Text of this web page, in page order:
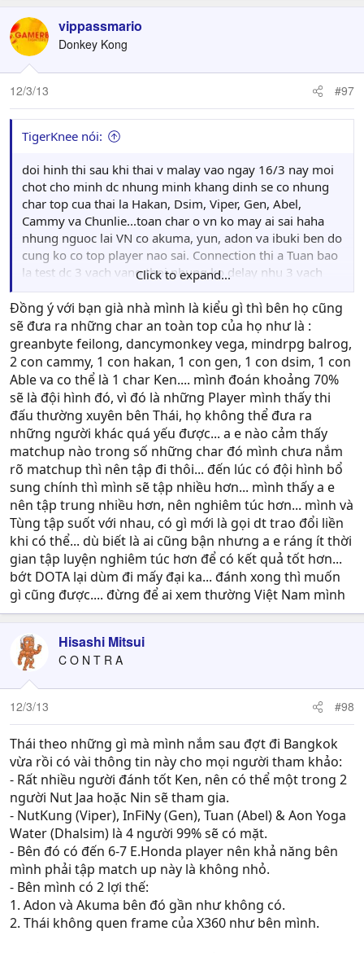
vippassmario
Donkey Kong
12/3/13 #97
TigerKnee nói:
doi hinh thi sau khi thai v malay vao ngay 16/3 nay moi
chot cho minh dc nhung minh khang dinh se co nhung
char top cua thai la Hakan, Dsim, Viper, Gen, Abel,
Cammy va Chunlie...toan char o vn ko may ai sai haha
nhung nguoc lai VN co akuma, yun, adon va ibuki ben do
cung ko co top player nao sai. Connection thi a Tuan bao
la test dc 3 vach vang thoi nhung ko delay nhu 3 vach
cua japan. May bua nay minh coi rat ky nhung giai dau
online cua Thai nen cung hieu kha nhieu ve lvl cua
ho,ngoai nhung char top tren con co greanbyte feilong,
dancymonkey vega, mindrpg balrog danh cung rat tot
nen minh nghi doi hinh vs vn minh se la nhung player
nay. Chot lai thi neu VN ko co hue va noobie la ko rat kho
thang nhung van cam cu dc, Top player cua thai cung co
lvl cua Hue thoi con lai thi cung co minh, tuan, phuong
va quang. Thang thua se coi ben nao hieu match up va
tam ly chac hon.
Click to expand...
Đồng ý với bạn già nhà mình là kiểu gì thì bên họ cũng
sẽ đưa ra những char an toàn top của họ như là :
greanbyte feilong, dancymonkey vega, mindrpg balrog,
2 con cammy, 1 con hakan, 1 con gen, 1 con dsim, 1 con
Able va co thể là 1 char Ken.... mình đoán khoảng 70%
sẽ là đội hình đó, vì đó là những Player mình thấy thi
đấu thường xuyên bên Thái, họ không thể đưa ra
những người khác quá yếu được... a e nào cảm thấy
matchup nào trong số những char đó mình chưa nắm
rõ matchup thì nên tập đi thôi... đến lúc có đội hình bổ
sung chính thì mình sẽ tập nhiều hơn... mình thấy a e
nên tập trung nhiều hơn, nên nghiêm túc hơn... mình và
Tùng tập suốt với nhau, có gì mới là gọi dt trao đổi liền
khi có thể... dù biết là ai cũng bận nhưng a e ráng ít thời
gian tập luyện nghiêm túc hơn để có kết quả tốt hơn...
bớt DOTA lại dùm đi mấy đại ka... đánh xong thì muốn
gì cũng được.... đừng để ai xem thường Việt Nam mình
Hisashi Mitsui
C O N T R A
12/3/13 #98
Thái theo những gì mà mình nắm sau đợt đi Bangkok
vừa rồi có vài thông tin này cho mọi người tham khảo:
- Rất nhiều người đánh tốt Ken, nên có thể một trong 2
người Nut Jaa hoặc Nin sẽ tham gia.
- NutKung (Viper), InFiNy (Gen), Tuan (Abel) & Aon Yoga
Water (Dhalsim) là 4 người 99% sẽ có mặt.
- Bên đó có đến 6-7 E.Honda player nên khả năng bên
mình phải tập match up này là không nhỏ.
- Bên mình có 2 lợi thế:
1. Adon và Akuma bên đó gần như không có.
2. Thái không quen frame của X360 như bên mình.